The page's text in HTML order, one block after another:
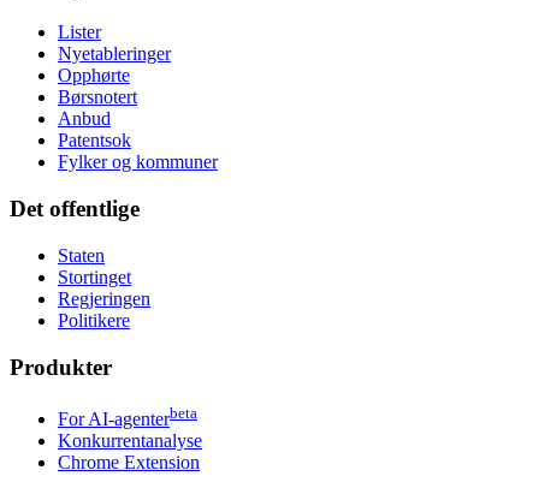
Lister
Nyetableringer
Opphørte
Børsnotert
Anbud
Patentsok
Fylker og kommuner
Det offentlige
Staten
Stortinget
Regjeringen
Politikere
Produkter
For AI-agenterbeta
Konkurrentanalyse
Chrome Extension